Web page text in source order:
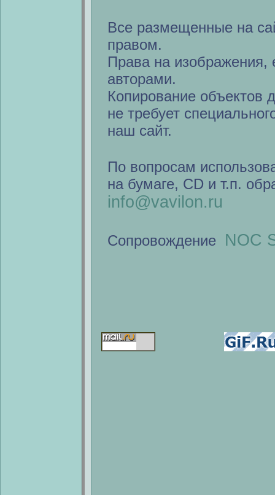
Все размещенные на
правом.
Права на изображения,
авторами.
Копирование объектов
не требует
наш сайт.
По вопросам
на бумаге, CD и т.п.
info@vavilon.ru
Сопровождение NOC